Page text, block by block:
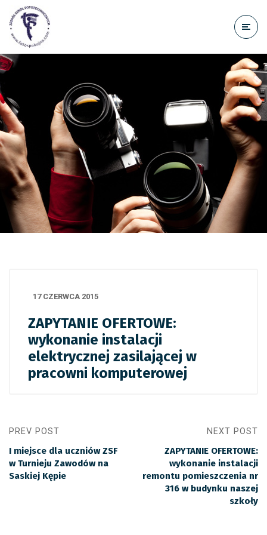
treści
17 CZERWCA 2015
ZAPYTANIE OFERTOWE:
wykonanie instalacji
elektrycznej zasilającej w
pracowni komputerowej
PREV POST
I miejsce dla uczniów ZSF
w Turnieju Zawodów na
Saskiej Kępie
NEXT POST
ZAPYTANIE OFERTOWE:
wykonanie instalacji
remontu pomieszczenia nr
316 w budynku naszej
szkoły